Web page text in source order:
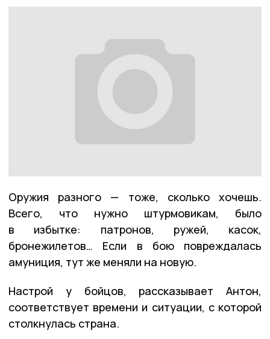
Оружия разного — тоже, сколько хочешь.
Всего, что нужно штурмовикам, было
в избытке: патронов, ружей, касок,
бронежилетов… Если в бою повреждалась
амуниция, тут же меняли на новую.
Настрой у бойцов, рассказывает Антон,
соответствует времени и ситуации, с которой
столкнулась страна.